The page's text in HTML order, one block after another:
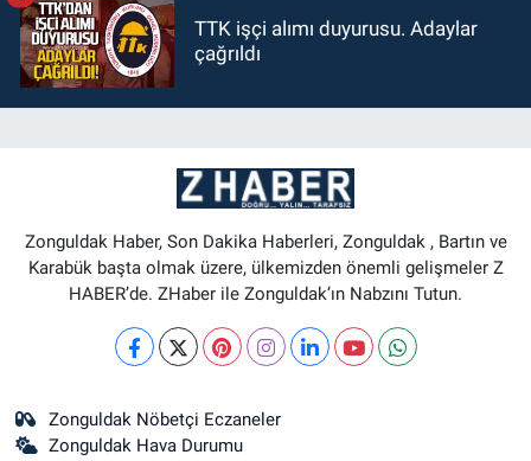
TTK işçi alımı duyurusu. Adaylar
çağrıldı
Zonguldak Haber, Son Dakika Haberleri, Zonguldak , Bartın ve
Karabük başta olmak üzere, ülkemizden önemli gelişmeler Z
HABER’de. ZHaber ile Zonguldak’ın Nabzını Tutun.
Zonguldak Nöbetçi Eczaneler
Zonguldak Hava Durumu